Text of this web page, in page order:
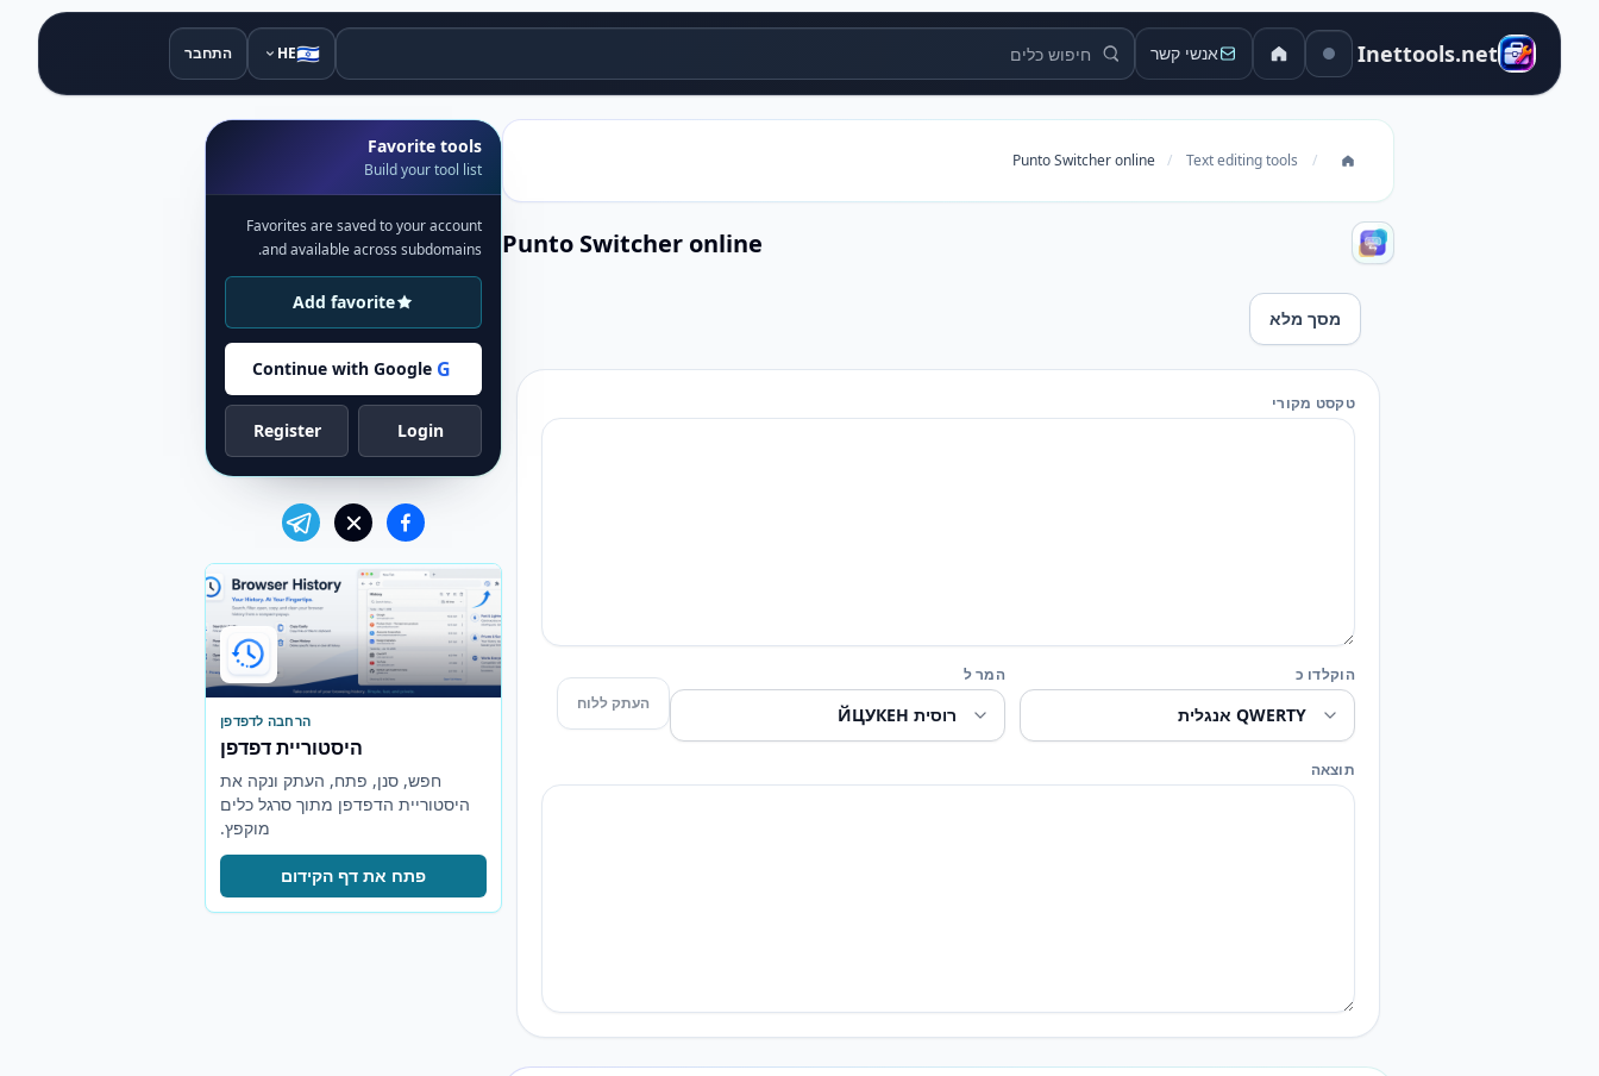
Inettools.net אנשי קשר חיפוש כלים 🇮🇱
HE התחבר
/
Text editing tools
/
Punto Switcher online
Punto Switcher online
Punto Switcher online
מסך מלא
טקסט מקורי
הוקלדו כ
המר ל
העתק ללוח
תוצאה
Favorite tools
Build your tool list
Favorites are saved to your account
and available across subdomains.
Add favorite
G
Continue with Google
Login
Register
הרחבה לדפדפן
היסטוריית דפדפן
חפש, סנן, פתח, העתק ונקה את
היסטוריית הדפדפן מתוך סרגל כלים
מוקפץ.
פתח את דף הקידום